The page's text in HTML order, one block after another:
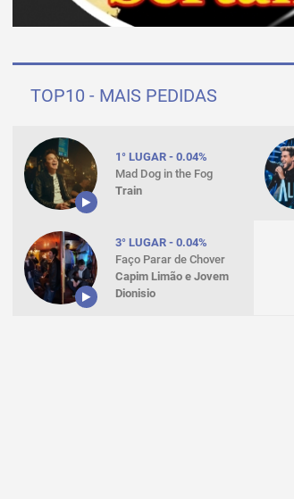
TOP10 - MAIS PEDIDAS
1° LUGAR - 0.04%
Mad Dog in the Fog
Train
3° LUGAR - 0.04%
Faço Parar de Chover
Capim Limão e Jovem
Dionisio